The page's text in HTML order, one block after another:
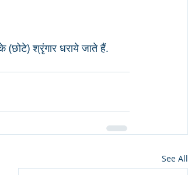
श्रृंगार धराये जाते हैं.
See All